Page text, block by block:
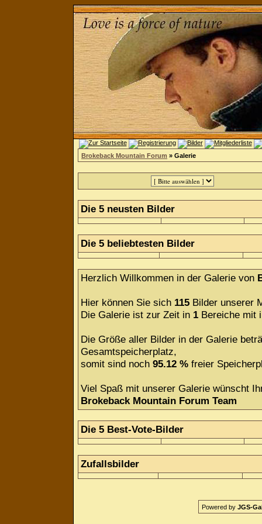
Brokeback Mountain Forum » Galerie
Die 5 neusten Bilder
Die 5 beliebtesten Bilder
Herzlich Willkommen in der Galerie von
Hier können Sie sich 115 Bilder unserer
Die Galerie ist zur Zeit in 1 Bereiche mit
Die Größe aller Bilder in der Galerie
Gesamtspeicherplatz,
somit sind noch 95.12 % freier
Viel Spaß mit unserer Galerie wünscht
Brokeback Mountain Forum Team
Die 5 Best-Vote-Bilder
Zufallsbilder
Powered by JGS-